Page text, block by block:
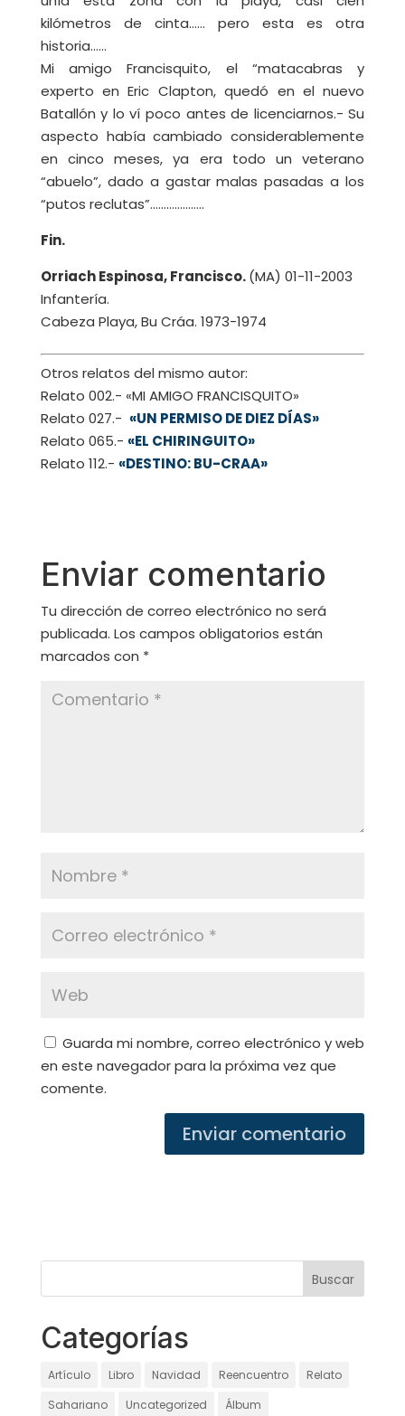
kilómetros de cinta…… pero esta es otra
historia……
Mi amigo Francisquito, el “matacabras y
experto en Eric Clapton, quedó en el nuevo
Batallón y lo ví poco antes de licenciarnos.- Su
aspecto había cambiado considerablemente
en cinco meses, ya era todo un veterano
“abuelo”, dado a gastar malas pasadas a los
“putos reclutas”………………..
Fin.
Orriach Espinosa, Francisco.(MA) 01-11-2003
Infantería.
Cabeza Playa, Bu Cráa. 1973-1974
Otros relatos del mismo autor:
Relato 002.- «MI AMIGO FRANCISQUITO»
Relato 027.- «UN PERMISO DE DIEZ DÍAS»
Relato 065.- «EL CHIRINGUITO»
Relato 112.- «DESTINO: BU-CRAA»
Enviar comentario
Tu dirección de correo electrónico no será
publicada. Los campos obligatorios están
marcados con *
Guarda mi nombre, correo electrónico y web
en este navegador para la próxima vez que
comente.
Categorías
Artículo Libro Navidad Reencuentro
Relato
Sahariano
Uncategorized Álbum